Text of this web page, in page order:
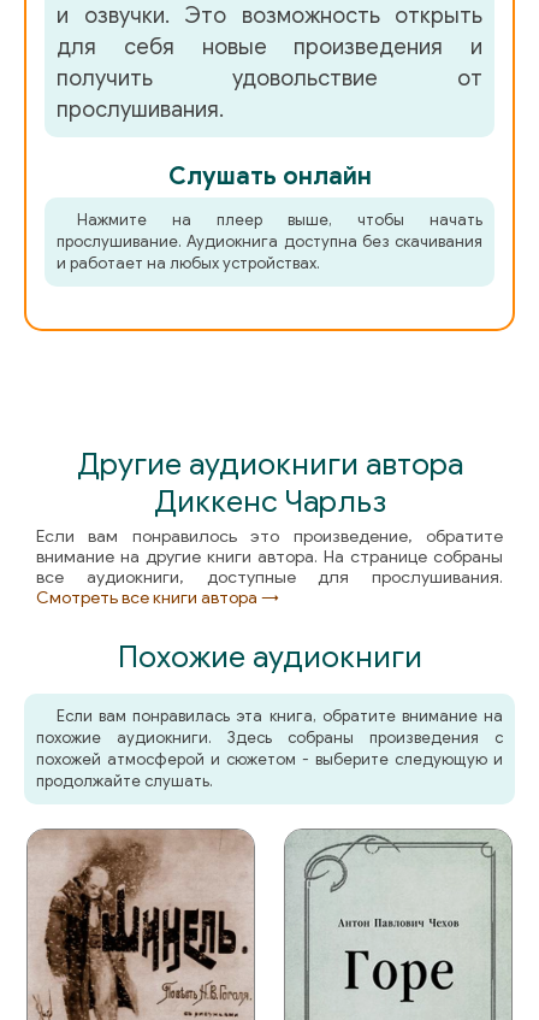
и озвучки. Это возможность открыть
для себя новые произведения и
получить удовольствие от
прослушивания.
Слушать онлайн
Нажмите на плеер выше, чтобы начать
прослушивание. Аудиокнига доступна без скачивания
и работает на любых устройствах.
Другие аудиокниги автора
Диккенс Чарльз
Если вам понравилось это произведение, обратите
внимание на другие книги автора. На странице собраны
все аудиокниги, доступные для прослушивания.
Смотреть все книги автора →
Похожие аудиокниги
Если вам понравилась эта книга, обратите внимание на
похожие аудиокниги. Здесь собраны произведения с
похожей атмосферой и сюжетом - выберите следующую и
продолжайте слушать.